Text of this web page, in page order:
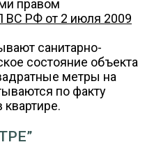
правом
ВС РФ от 2 июля 2009
санитарно-
состояние объекта
метры на
по факту